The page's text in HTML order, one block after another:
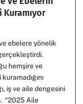
Kuramıyor
ebelere yönelik
hemşire ve
iş ve aile dengesini
“2025 Aile